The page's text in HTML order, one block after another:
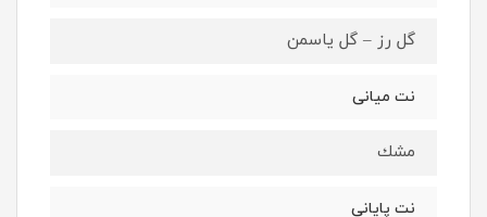
گل رز – گل یاسمن
نت ميانى
مشك
نت پايانى